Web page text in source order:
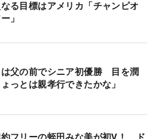
る目標はアメリカ「チャンピオ
」
父の前でシニア初優勝 目を潤
っとは親孝行できたかな」